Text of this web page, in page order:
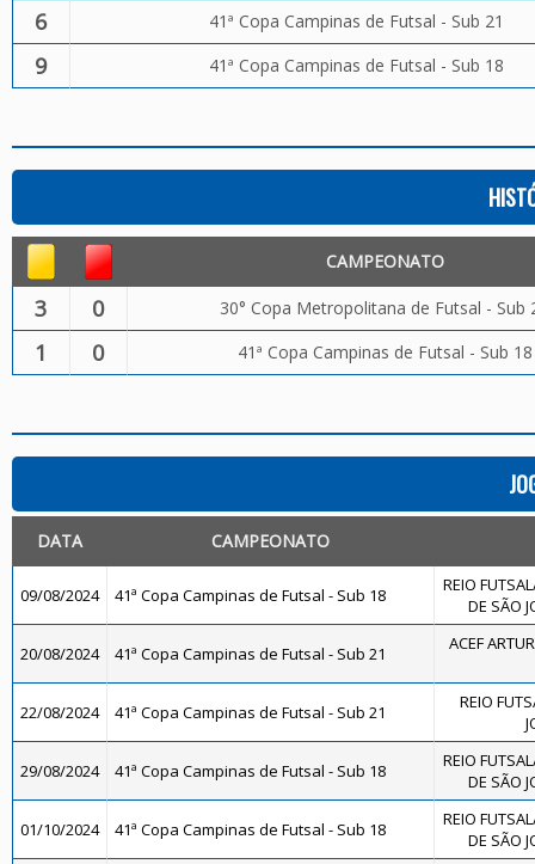
6 41ª Copa Campinas de Futsal - Sub 21
9 41ª Copa Campinas de Futsal - Sub 18
CAMPEONATO
3 0 30° Copa Metropolitana de Futsal - Sub
1 0 41ª Copa Campinas de Futsal - Sub 18
DATA CAMPEONATO
09/08/2024 41ª Copa Campinas de Futsal - Sub 18
REIO
DE SÃO
20/08/2024 41ª Copa Campinas de Futsal - Sub 21 ACEF
22/08/2024 41ª Copa Campinas de Futsal - Sub 21
REIO
29/08/2024 41ª Copa Campinas de Futsal - Sub 18
REIO
DE SÃO
01/10/2024 41ª Copa Campinas de Futsal - Sub 18
REIO
DE SÃO